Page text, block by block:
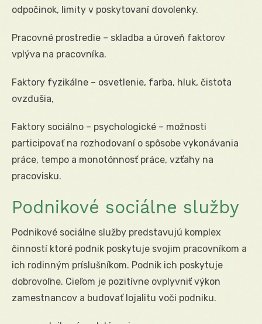
odpočinok, limity v poskytovaní dovolenky.
Pracovné prostredie – skladba a úroveň faktorov
vplýva na pracovníka.
Faktory fyzikálne – osvetlenie, farba, hluk, čistota
ovzdušia,
Faktory sociálno – psychologické – možnosti
participovať na rozhodovaní o spôsobe vykonávania
práce, tempo a monotónnosť práce, vzťahy na
pracovisku.
Podnikové sociálne služby
Podnikové sociálne služby predstavujú komplex
činností ktoré podnik poskytuje svojim pracovníkom a
ich rodinným príslušníkom. Podnik ich poskytuje
dobrovoľne. Cieľom je pozitívne ovplyvniť výkon
zamestnancov a budovať lojalitu voči podniku.